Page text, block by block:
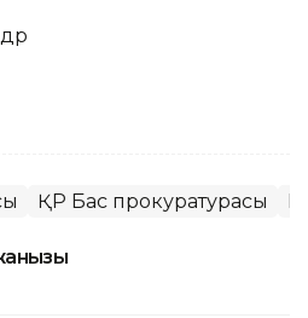
ҚР Бас прокуратурасы